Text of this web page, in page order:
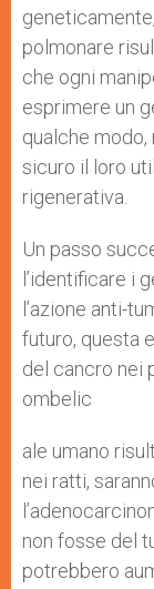
polmonare
che ogni
esprimere un
qualche
sicuro il loro
rigenerativa.
Un passo
l’identificare i
l’azione anti-
futuro, questa
del cancro nei
ombelic
ale umano
nei ratti,
non fosse del
potrebbero